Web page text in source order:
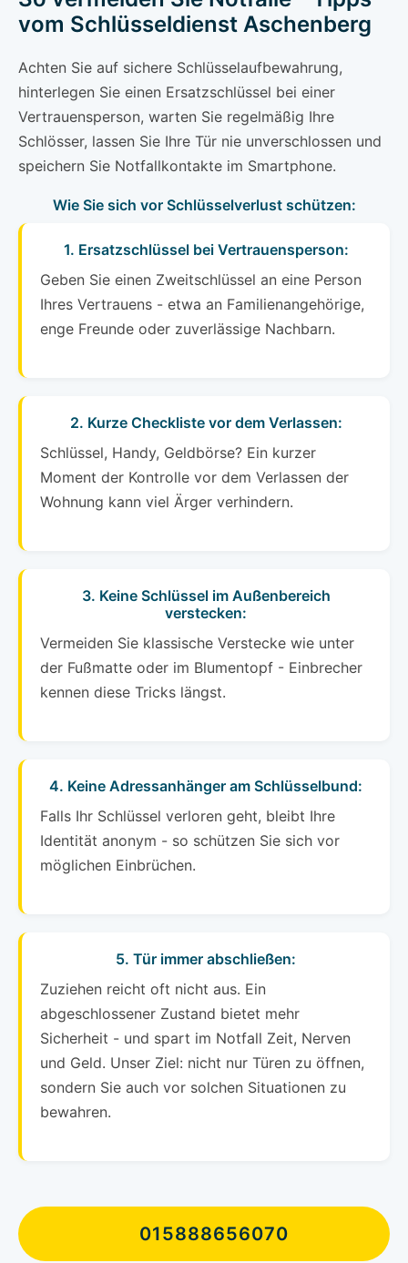
vom Schlüsseldienst Aschenberg
Achten Sie auf sichere Schlüsselaufbewahrung,
hinterlegen Sie einen Ersatzschlüssel bei einer
Vertrauensperson, warten Sie regelmäßig Ihre
Schlösser, lassen Sie Ihre Tür nie unverschlossen und
speichern Sie Notfallkontakte im Smartphone.
Wie Sie sich vor Schlüsselverlust schützen:
1. Ersatzschlüssel bei Vertrauensperson:
Geben Sie einen Zweitschlüssel an eine Person
Ihres Vertrauens - etwa an Familienangehörige,
enge Freunde oder zuverlässige Nachbarn.
2. Kurze Checkliste vor dem Verlassen:
Schlüssel, Handy, Geldbörse? Ein kurzer
Moment der Kontrolle vor dem Verlassen der
Wohnung kann viel Ärger verhindern.
3. Keine Schlüssel im Außenbereich
verstecken:
Vermeiden Sie klassische Verstecke wie unter
der Fußmatte oder im Blumentopf - Einbrecher
kennen diese Tricks längst.
4. Keine Adressanhänger am Schlüsselbund:
Falls Ihr Schlüssel verloren geht, bleibt Ihre
Identität anonym - so schützen Sie sich vor
möglichen Einbrüchen.
5. Tür immer abschließen:
Zuziehen reicht oft nicht aus. Ein
abgeschlossener Zustand bietet mehr
Sicherheit - und spart im Notfall Zeit, Nerven
und Geld. Unser Ziel: nicht nur Türen zu öffnen,
sondern Sie auch vor solchen Situationen zu
bewahren.
015888656070